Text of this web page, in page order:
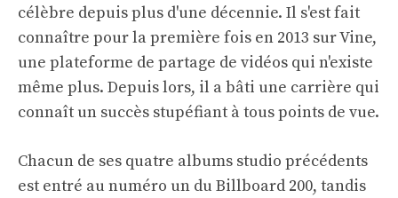
célèbre depuis plus d'une décennie. Il s'est fait
connaître pour la première fois en 2013 sur Vine,
une plateforme de partage de vidéos qui n'existe
même plus. Depuis lors, il a bâti une carrière qui
connaît un succès stupéfiant à tous points de vue.
Chacun de ses quatre albums studio précédents
est entré au numéro un du Billboard 200, tandis